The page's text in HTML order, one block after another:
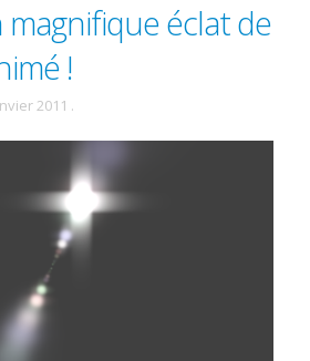
magnifique éclat de
!
2011 .